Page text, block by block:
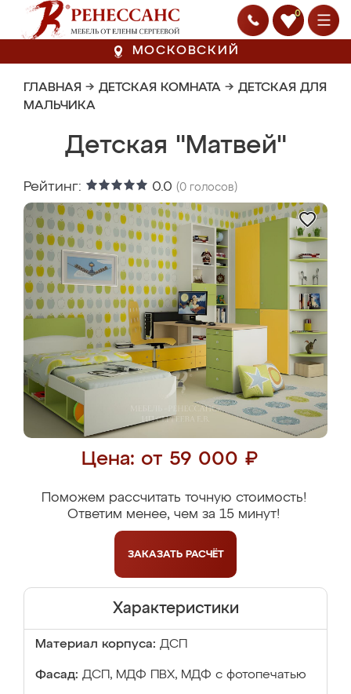
0
МОСКОВСКИЙ
ГЛАВНАЯ → ДЕТСКАЯ КОМНАТА → ДЕТСКАЯ ДЛЯ
МАЛЬЧИКА
Детская "Матвей"
Рейтинг: 0.0 (0 голосов)
Цена: от 59 000 ₽
Поможем рассчитать точную стоимость!
Ответим менее, чем за 15 минут!
ЗАКАЗАТЬ РАСЧЁТ
Характеристики
Материал корпуса: ДСП
Фасад: ДСП, МДФ ПВХ, МДФ с фотопечатью